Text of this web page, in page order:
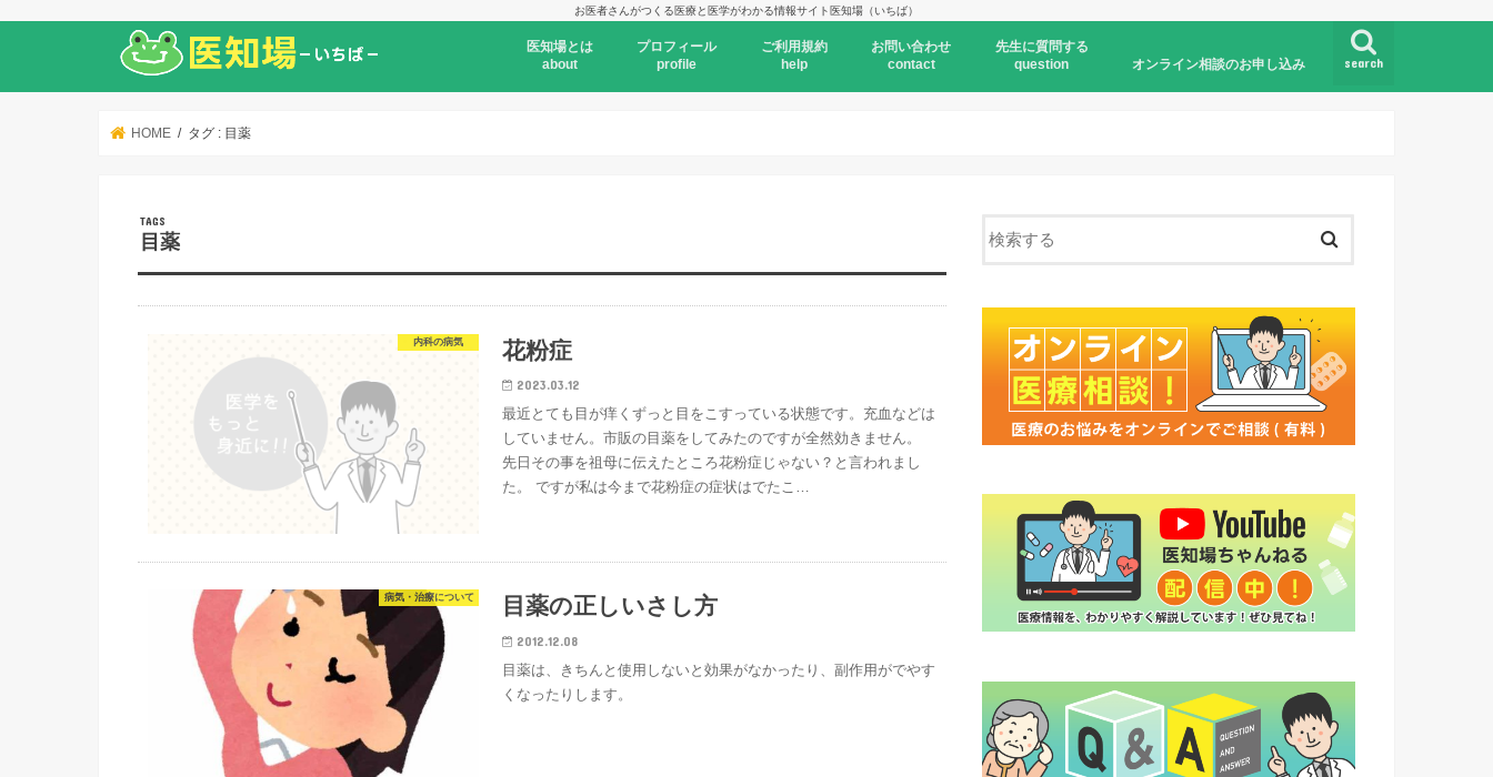
お医者さんがつくる医療と医学がわかる情報サイト医知場（いちば）
search
医知場とは
about
プロフィール
profile
ご利用規約
help
お問い合わせ
contact
先生に質問する
question
オンライン相談のお申し込み
HOME タグ : 目薬
目薬
内科の病気 花粉症
2023.03.12
最近とても目が痒くずっと目をこすっている状態です。充血などは
していません。市販の目薬をしてみたのですが全然効きません。
先日その事を祖母に伝えたところ花粉症じゃない？と言われまし
た。 ですが私は今まで花粉症の症状はでたこ…
病気・治療について 目薬の正しいさし方
2012.12.08
目薬は、きちんと使用しないと効果がなかったり、副作用がでやす
くなったりします。